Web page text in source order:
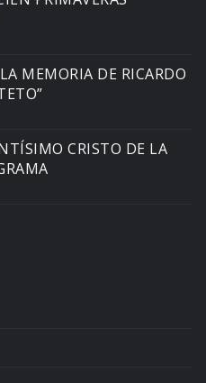
MEMORIA DE RICARDO
CRISTO DE LA